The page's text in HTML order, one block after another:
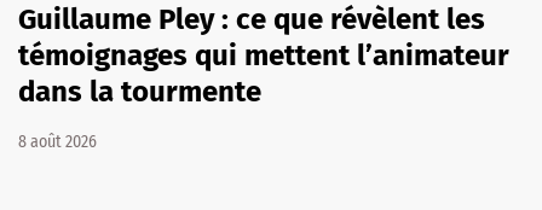
Guillaume Pley : ce que révèlent les
témoignages qui mettent l’animateur
dans la tourmente
8 août 2026